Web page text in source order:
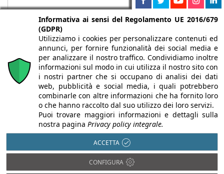
Chi siamo Autori Per la tua pubblicità
Iscriviti alla
newsletter
Infobuild è testata registrata presso il Tribunale di Milano al n° 63
dell’8/3/2013 - ISSN 2282-2267
Informativa ai sensi del Regolamento UE 2016/679
(GDPR)
Utilizziamo i cookies per personalizzare contenuti ed
annunci, per fornire funzionalità dei social media e
per analizzare il nostro traffico. Condividiamo inoltre
informazioni sul modo in cui utilizza il nostro sito con
i nostri partner che si occupano di analisi dei dati
web, pubblicità e social media, i quali potrebbero
combinarle con altre informazioni che ha fornito loro
o che hanno raccolto dal suo utilizzo dei loro servizi.
Puoi trovare maggiori informazioni e dettagli sulla
nostra pagina Privacy policy integrale.
ACCETTA
CONFIGURA